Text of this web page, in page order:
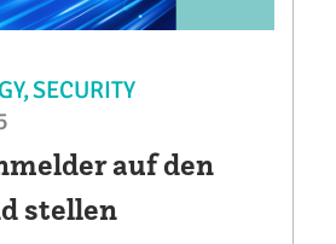
SECURITY
auf den
stellen